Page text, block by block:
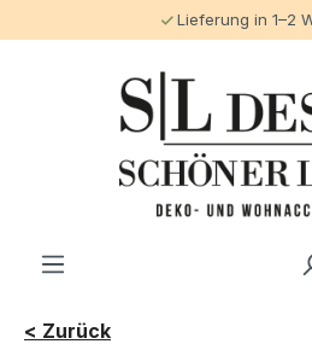
Lieferung in 1–2
< Zurück